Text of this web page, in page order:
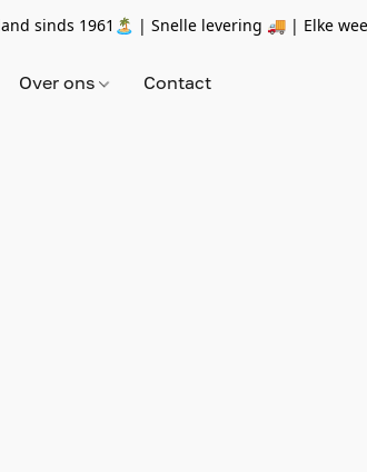
sinds 1961🏝 | Snelle levering 🚚 | Elke
Over ons Contact